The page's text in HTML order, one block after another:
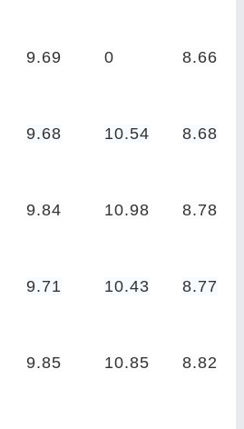
9.69 0 8.66
9.68 10.54 8.68
9.84 10.98 8.78
9.71 10.43 8.77
9.85 10.85 8.82